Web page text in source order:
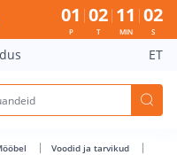
TUMEHALL -
01
P
02
T
11
MIN
01
S
ET
Voodid ja tarvikud